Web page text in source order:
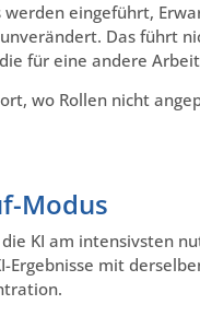
eingeführt,
Das führt
für eine andere
wo Rollen nicht
Modus
KI am intensivsten
Ergebnisse mit